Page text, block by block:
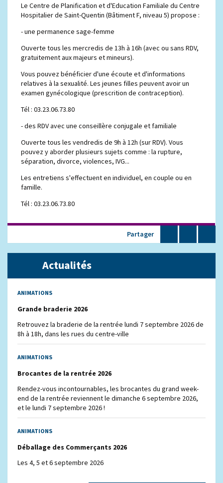
Le Centre de Planification et d'Education Familiale du Centre
Hospitalier de Saint-Quentin (Bâtiment F, niveau 5) propose :
- une permanence sage-femme
Ouverte tous les mercredis de 13h à 16h (avec ou sans RDV,
gratuitement aux majeurs et mineurs).
Vous pouvez bénéficier d'une écoute et d'informations
relatives à la sexualité. Les jeunes filles peuvent avoir un
examen gynécologique (prescrition de contraception).
Tél : 03.23.06.73.80
- des RDV avec une conseillère conjugale et familiale
Ouverte tous les vendredis de 9h à 12h (sur RDV). Vous
pouvez y aborder plusieurs sujets comme : la rupture,
séparation, divorce, violences, IVG...
Les entretiens s'effectuent en individuel, en couple ou en
famille.
Tél : 03.23.06.73.80
Partager
Actualités
ANIMATIONS
Grande braderie 2026
Retrouvez la braderie de la rentrée lundi 7 septembre 2026 de
8h à 18h, dans les rues du centre-ville
ANIMATIONS
Brocantes de la rentrée 2026
Rendez-vous incontournables, les brocantes du grand week-
end de la rentrée reviennent le dimanche 6 septembre 2026,
et le lundi 7 septembre 2026 !
ANIMATIONS
Déballage des Commerçants 2026
Les 4, 5 et 6 septembre 2026